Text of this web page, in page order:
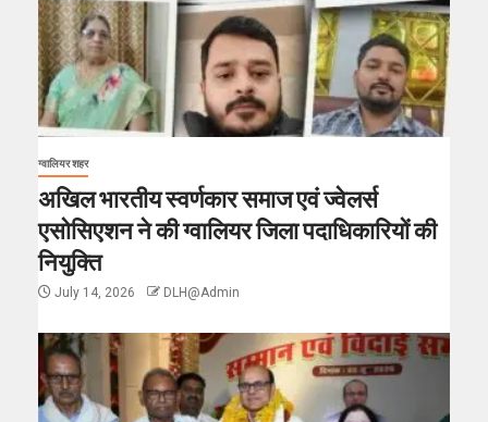
ग्वालियर शहर
अखिल भारतीय स्वर्णकार समाज एवं ज्वेलर्स
एसोसिएशन ने की ग्वालियर जिला पदाधिकारियों की
नियुक्ति
July 14, 2026 DLH@Admin